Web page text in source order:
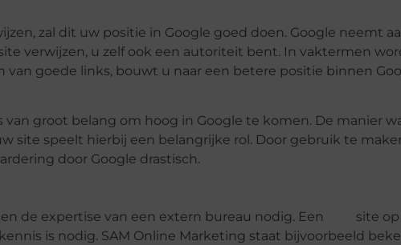
zal dit uw positie in Google goed doen. Google neemt
verwijzen, u zelf ook een autoriteit bent. In vaktermen
goede links, bouwt u naar een betere positie binnen
groot belang om hoog in Google te komen. De manier
site speelt hierbij een belangrijke rol. Door gebruik te
door Google drastisch.
de expertise van een extern bureau nodig. Een site op
is nodig. SAM Online Marketing staat bijvoorbeeld